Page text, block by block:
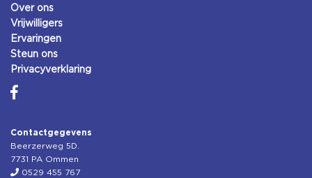
Over ons
Vrijwilligers
Ervaringen
Steun ons
Privacyverklaring
Contactgegevens
Beerzerweg 5D.
7731 PA Ommen
0529 455 767